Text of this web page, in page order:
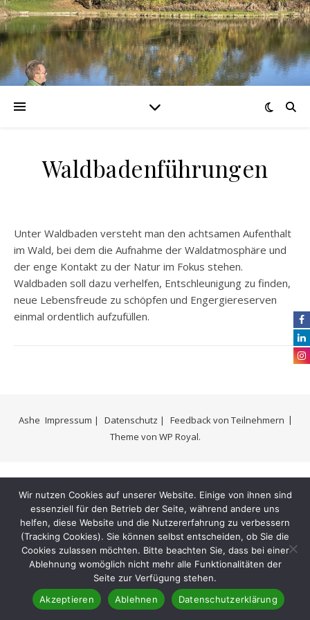
Waldbadenführungen
Unter Waldbaden versteht man den achtsamen Aufenthalt
im Wald, bei dem die Aufnahme der Waldatmosphäre und
der enge Kontakt zu der Natur im Fokus stehen.
Waldbaden soll dazu verhelfen, Entschleunigung zu finden,
neue Lebensfreude zu schöpfen und Engergiereserven
einmal ordentlich aufzufüllen.
Impressum | Datenschutz | Feedback von Teilnehmern
Ashe
Theme von WP Royal.
Wir nutzen Cookies auf unserer Website. Einige von ihnen sind
essenziell für den Betrieb der Seite, während andere uns
helfen, diese Website und die Nutzererfahrung zu verbessern
(Tracking Cookies). Sie können selbst entscheiden, ob Sie die
Cookies zulassen möchten. Bitte beachten Sie, dass bei einer
Ablehnung womöglich nicht mehr alle Funktionalitäten der
Seite zur Verfügung stehen.
Akzeptieren
Ablehnen Datenschutzerklärung